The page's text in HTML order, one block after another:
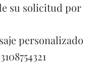
su solicitud por
personalizado